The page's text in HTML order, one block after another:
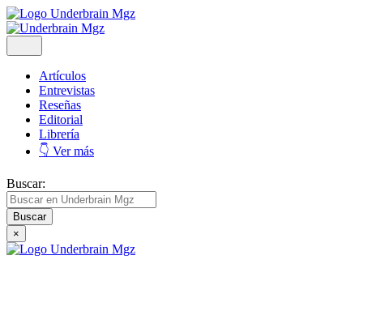
Artículos
Entrevistas
Reseñas
Editorial
Librería
👇 Ver más
Buscar:
×